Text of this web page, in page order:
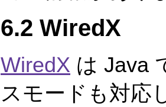
6.2 WiredX
WiredX は Java
スモードも対応